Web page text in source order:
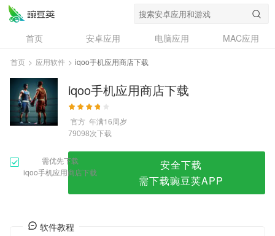
iqoo手机应用商店下载
首页 安卓应用 电脑应用
MAC应用
资讯
专题
问答
首页 > 应用软件 > iqoo手机应用商店下载
iqoo手机应用商店下载
官方 年满16周岁
79098次下载
需优先下载
iqoo手机应用商店下载
安全下载
需下载豌豆荚APP
软件教程